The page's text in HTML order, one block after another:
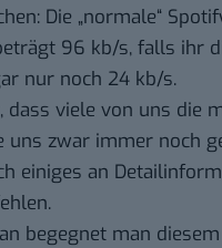
Die „normale“
96 kb/s, falls ihr
nur noch 24 kb/s.
dass viele von uns die
uns zwar immer noch
einiges an
begegnet man